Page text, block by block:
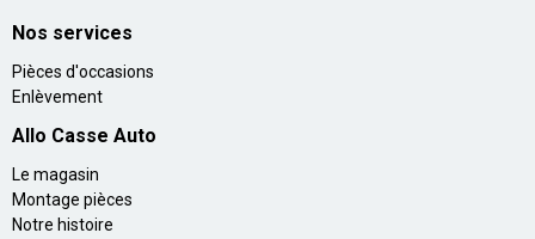
Nos services
Pièces d'occasions
Enlèvement
Allo Casse Auto
Le magasin
Montage pièces
Notre histoire